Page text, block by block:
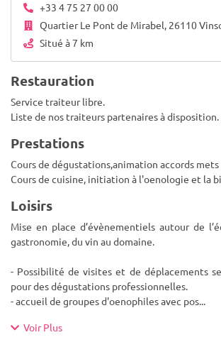
+33 4 75 27 00 00
Quartier Le Pont de Mirabel, 26110 Vinsobres Saint-
Situé à 7 km
Restauration
Service traiteur libre.
Liste de nos traiteurs partenaires à disposition.
Prestations
Cours de dégustations,animation accords
Cours de cuisine, initiation à l'oenologie et la
Loisirs
Mise en place d’évènementiels autour de
gastronomie, du vin au domaine.
- Possibilité de visites et de déplacements
pour des dégustations professionnelles.
- accueil de groupes d'oenophiles avec pos...
Voir Plus